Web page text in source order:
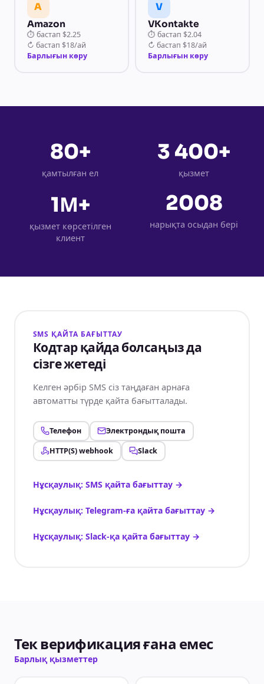
A
Amazon
⏱ бастап $2.25
↻ бастап $18/ай
Барлығын көру
V
VKontakte
⏱ бастап $2.04
↻ бастап $18/ай
Барлығын көру
80+
қамтылған ел
3 400+
қызмет
1М+
қызмет көрсетілген
клиент
2008
нарықта осыдан бері
SMS ҚАЙТА БАҒЫТТАУ
Кодтар қайда болсаңыз да
сізге жетеді
Келген әрбір SMS сіз таңдаған арнаға
автоматты түрде қайта бағытталады.
Телефон
Электрондық пошта
HTTP(S) webhook
Slack
Нұсқаулық: SMS қайта бағыттау→
Нұсқаулық: Telegram-ға қайта бағыттау→
Нұсқаулық: Slack-қа қайта бағыттау→
Тек верификация ғана емес
Барлық қызметтер